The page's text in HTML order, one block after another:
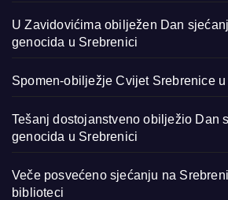
U Zavidovićima obilježen Dan
genocida u Srebrenici
Spomen-obilježje Cvijet Srebrenice u
Tešanj dostojanstveno obilježio Dan
genocida u Srebrenici
Veče posvećeno sjećanju na
biblioteci